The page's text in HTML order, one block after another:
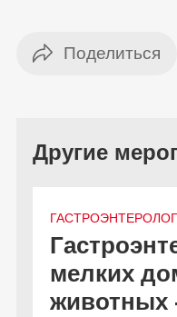
Другие
Онлайн и офлайн
мелких
животных